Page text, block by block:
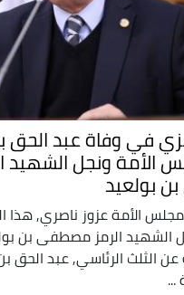
في وفاة عبد الحق
ونجل الشهيد
الأمة عزوز ناصري, هذا
الشهيد الرمز مصطفى بن
الثلث الرئاسي, عبد الحق بن